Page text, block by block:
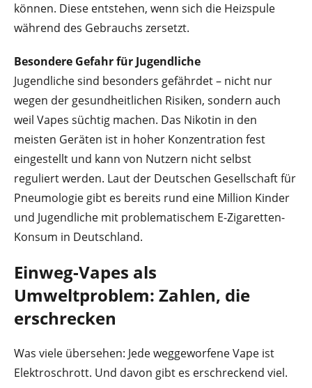
können. Diese entstehen, wenn sich die Heizspule
während des Gebrauchs zersetzt.
Besondere Gefahr für Jugendliche
Jugendliche sind besonders gefährdet – nicht nur
wegen der gesundheitlichen Risiken, sondern auch
weil Vapes süchtig machen. Das Nikotin in den
meisten Geräten ist in hoher Konzentration fest
eingestellt und kann von Nutzern nicht selbst
reguliert werden. Laut der Deutschen Gesellschaft für
Pneumologie gibt es bereits rund eine Million Kinder
und Jugendliche mit problematischem E-Zigaretten-
Konsum in Deutschland.
Einweg-Vapes als
Umweltproblem: Zahlen, die
erschrecken
Was viele übersehen: Jede weggeworfene Vape ist
Elektroschrott. Und davon gibt es erschreckend viel.